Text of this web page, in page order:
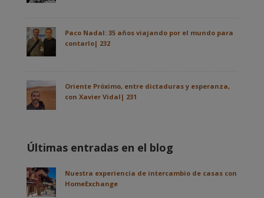
Paco Nadal: 35 años viajando por el mundo para
contarlo| 232
Oriente Próximo, entre dictaduras y esperanza,
con Xavier Vidal| 231
Últimas entradas en el blog
Nuestra experiencia de intercambio de casas con
HomeExchange